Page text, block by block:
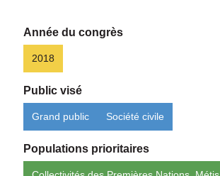
Année du congrès
2018
Public visé
Grand public Société civile
Populations prioritaires